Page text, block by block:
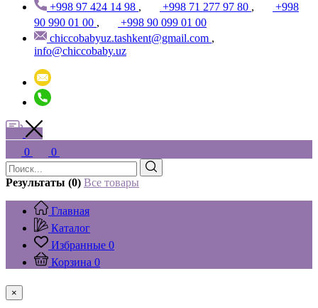
+998 97 424 14 98 , +998 71 277 97 80 ,
+998
90 990 01 00 ,
+998 90 099 01 00
chiccobabyuz.tashkent@gmail.com ,
info@chiccobaby.uz
0 0
Результаты (0) Все товары
Главная
Каталог
Избранные 0
Корзина 0
×